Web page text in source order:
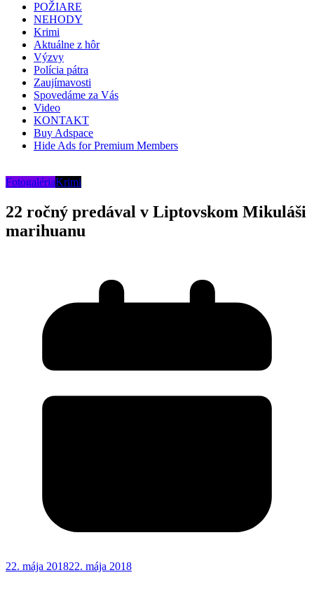
POŽIARE
NEHODY
Krimi
Aktuálne z hôr
Výzvy
Polícia pátra
Zaujímavosti
Spovedáme za Vás
Video
KONTAKT
Buy Adspace
Hide Ads for Premium Members
FotogalériaKrimi
22 ročný predával v Liptovskom Mikuláši
marihuanu
22. mája 201822. mája 2018